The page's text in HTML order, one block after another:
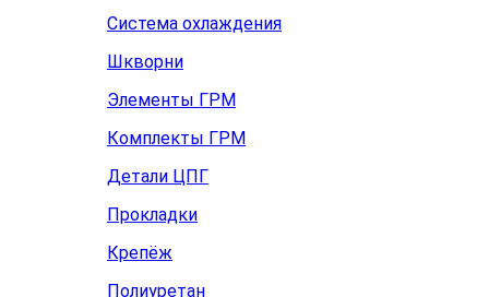
Система охлаждения
Шкворни
Элементы ГРМ
Комплекты ГРМ
Детали ЦПГ
Прокладки
Крепёж
Полиуретан